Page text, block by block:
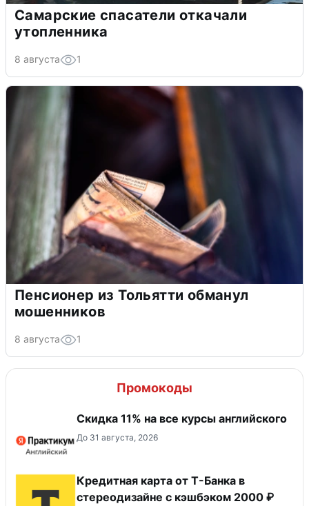
Самарские спасатели откачали
утопленника
8 августа 1
Пенсионер из Тольятти обманул
мошенников
8 августа 1
Промокоды
Скидка 11% на все курсы английского
До 31 августа, 2026
Кредитная карта от Т-Банка в
стереодизайне с кэшбэком 2000 ₽